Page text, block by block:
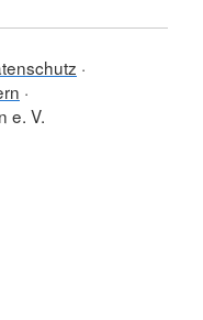
e. V.